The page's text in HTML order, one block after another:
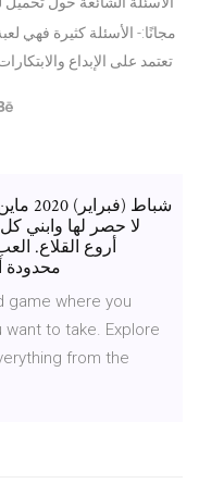
مجانًا:- الأسئلة كثيرة فهي
تعتمد على الإبداع
لا حصر لها وابني
أروع القلاع.
game where you
to take. Explore
from the